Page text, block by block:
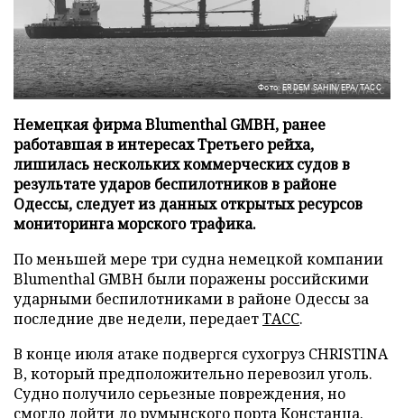
Фото: ERDEM SAHIN/EPA/ТАСС
Немецкая фирма Blumenthal GMBH, ранее
работавшая в интересах Третьего рейха,
лишилась нескольких коммерческих судов в
результате ударов беспилотников в районе
Одессы, следует из данных открытых ресурсов
мониторинга морского трафика.
По меньшей мере три судна немецкой компании
Blumenthal GMBH были поражены российскими
ударными беспилотниками в районе Одессы за
последние две недели, передаетТАСС.
В конце июля атаке подвергся сухогруз CHRISTINA
B, который предположительно перевозил уголь.
Судно получило серьезные повреждения, но
смогло дойти до румынского порта Констанца.